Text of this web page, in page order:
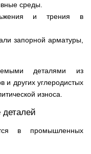
среды.
и трения в
запорной арматуры,
деталями из
и других углеродистых
износа.
в промышленных